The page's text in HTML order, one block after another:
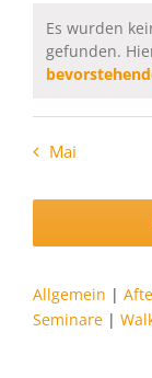
Hinweis
Es wurden
gefunden.
Mai
Allgemein |
Seminare |